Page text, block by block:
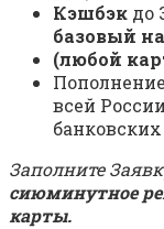
Кэшбэк до
базовый
(любой
всей
Заполните
сиюминутное
карты.